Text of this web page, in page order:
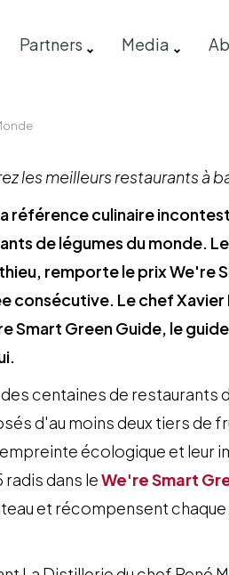
Partners Media
les meilleurs restaurants à
référence culinaire
de légumes du monde.
remporte le prix We're
consécutive. Le chef
Smart Green Guide, le
centaines de restaurants
d'au moins deux tiers de
écologique et leur
dans leWe're Smart
et récompensent